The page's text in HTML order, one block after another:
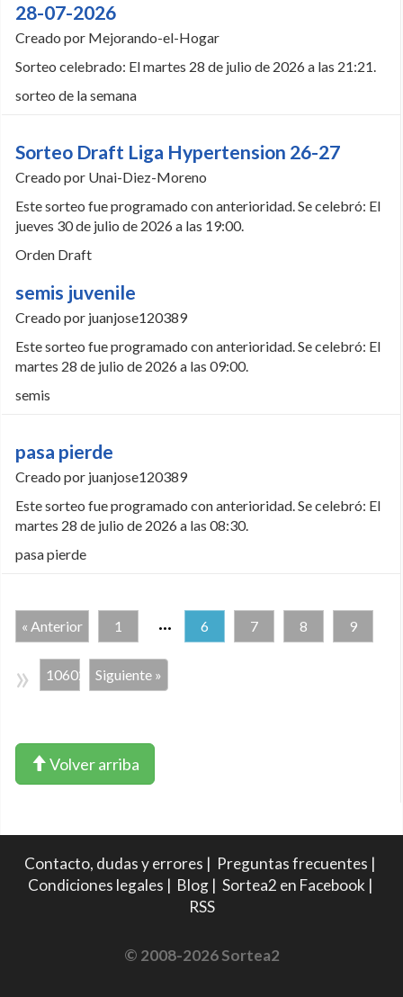
28-07-2026
Creado por Mejorando-el-Hogar
Sorteo celebrado: El martes 28 de julio de 2026 a las 21:21.
sorteo de la semana
Sorteo Draft Liga Hypertension 26-27
Creado por Unai-Diez-Moreno
Este sorteo fue programado con anterioridad. Se celebró: El
jueves 30 de julio de 2026 a las 19:00.
Orden Draft
semis juvenile
Creado por juanjose120389
Este sorteo fue programado con anterioridad. Se celebró: El
martes 28 de julio de 2026 a las 09:00.
semis
pasa pierde
Creado por juanjose120389
Este sorteo fue programado con anterioridad. Se celebró: El
martes 28 de julio de 2026 a las 08:30.
pasa pierde
« Anterior 1 ... 6 7 8 9
» 10602 Siguiente »
Volver arriba
Contacto, dudas y errores | Preguntas frecuentes |
Condiciones legales | Blog| Sortea2 en Facebook |
RSS
© 2008-2026 Sortea2